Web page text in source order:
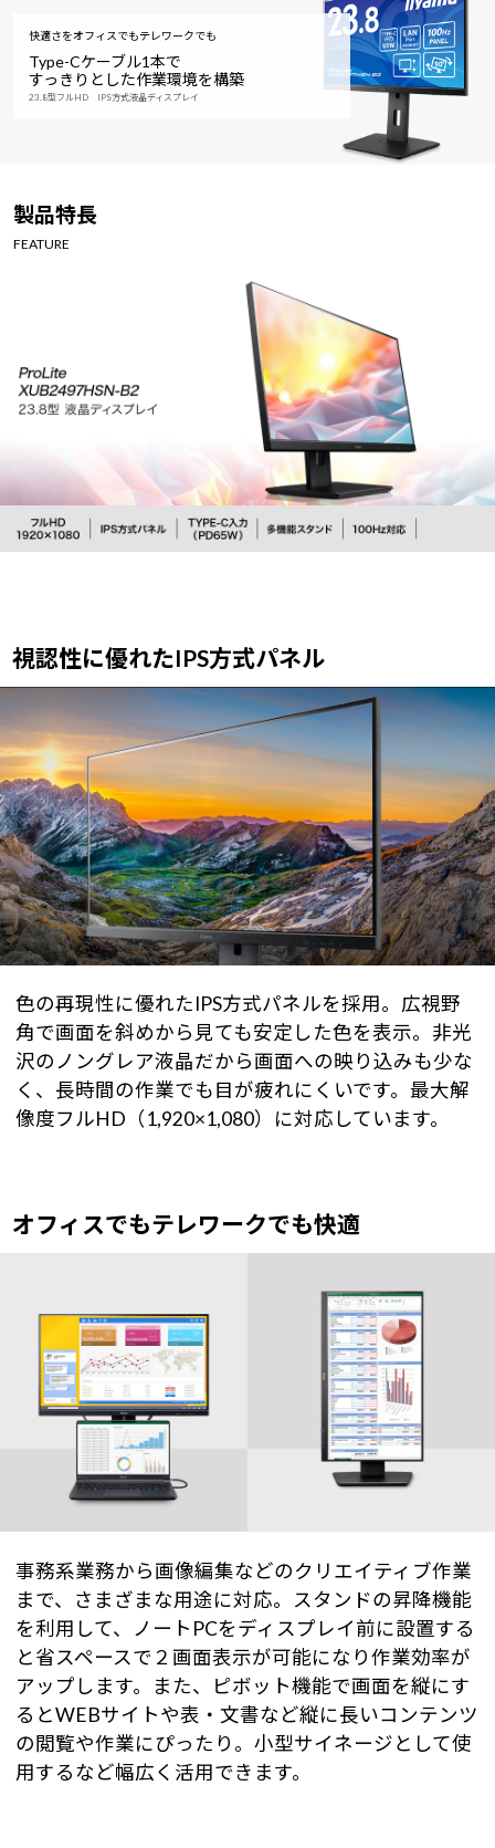
快適さをオフィスでもテレワークでも
Type-Cケーブル1本で
すっきりとした作業環境を構築
23.8型フルHD IPS方式液晶ディスプレイ
製品特長
FEATURE
視認性に優れたIPS方式パネル
色の再現性に優れたIPS方式パネルを採用。広視野
角で画面を斜めから見ても安定した色を表示。非光
沢のノングレア液晶だから画面への映り込みも少な
く、長時間の作業でも目が疲れにくいです。最大解
像度フルHD（1,920×1,080）に対応しています。
オフィスでもテレワークでも快適
事務系業務から画像編集などのクリエイティブ作業
まで、さまざまな用途に対応。スタンドの昇降機能
を利用して、ノートPCをディスプレイ前に設置する
と省スペースで２画面表示が可能になり作業効率が
アップします。また、ピボット機能で画面を縦にす
るとWEBサイトや表・文書など縦に長いコンテンツ
の閲覧や作業にぴったり。小型サイネージとして使
用するなど幅広く活用できます。